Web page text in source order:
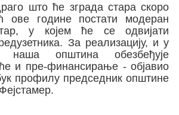
што ће зграда стара скоро
ове године постати модеран
у којем ће се одвијати
За реализацију, и у
наша општина обезбеђује
и пре-финансирање - објавио
профилу председник општине